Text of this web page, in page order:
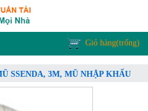
Giỏ hàng(trống)
SSENDA, 3M, MŨ NHẬP KHẨU